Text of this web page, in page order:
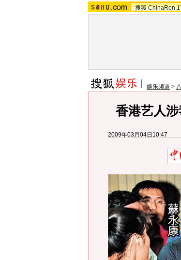
搜狐 ChinaRen
娱乐频道 >
香港艺人
2009年03月04日10:47